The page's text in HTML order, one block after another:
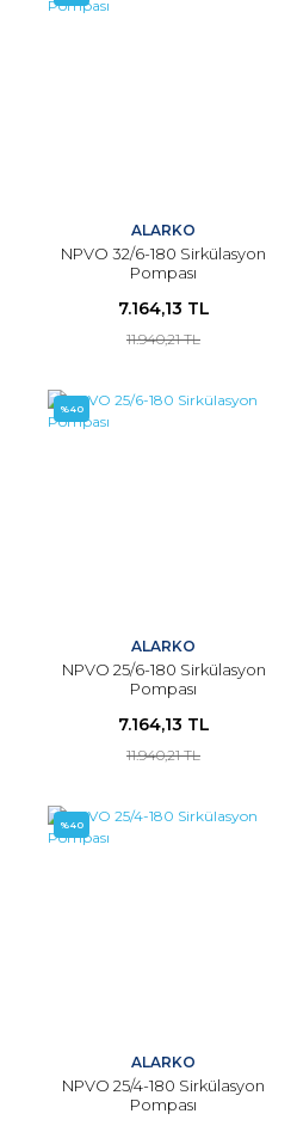
ALARKO
NPVO 32/6-180 Sirkülasyon
Pompası
7.164,13 TL
11.940,21 TL
%40
ALARKO
NPVO 25/6-180 Sirkülasyon
Pompası
7.164,13 TL
11.940,21 TL
%40
ALARKO
NPVO 25/4-180 Sirkülasyon
Pompası